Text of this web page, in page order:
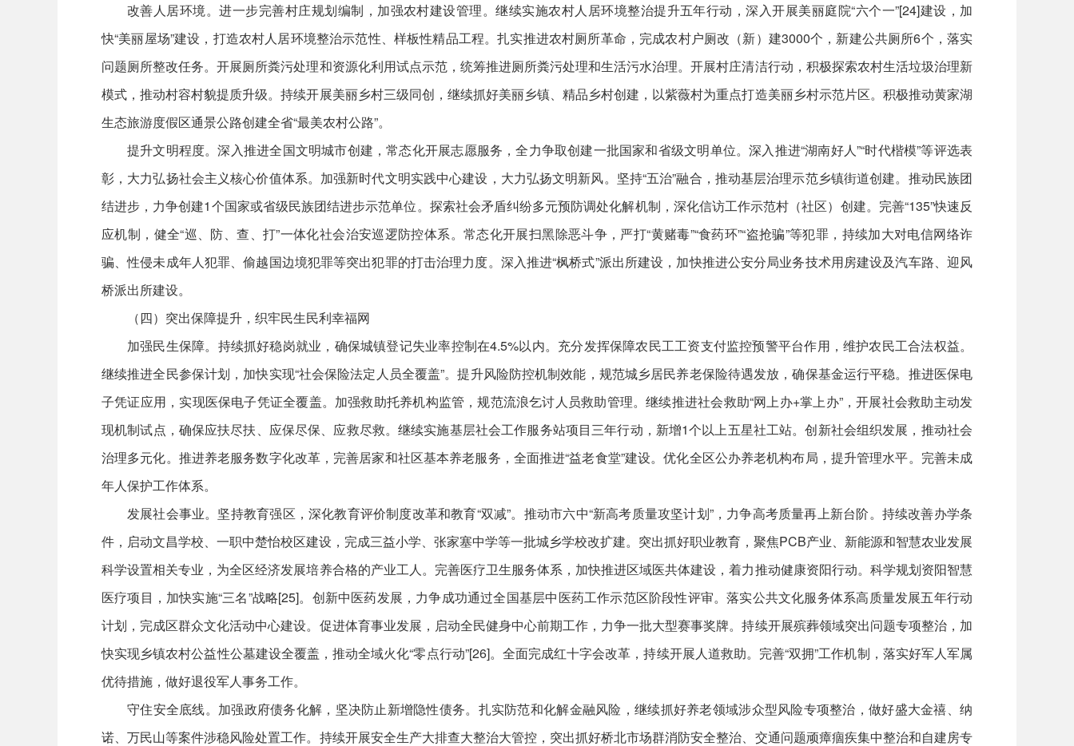
改善人居环境。进一步完善村庄规划编制，加强农村建设管理。继续实施农村人居环境整治提升五年行动，深入开展美丽庭院“六个一”[24]建设，加
快“美丽屋场”建设，打造农村人居环境整治示范性、样板性精品工程。扎实推进农村厕所革命，完成农村户厕改（新）建3000个，新建公共厕所6个，落实
问题厕所整改任务。开展厕所粪污处理和资源化利用试点示范，统筹推进厕所粪污处理和生活污水治理。开展村庄清洁行动，积极探索农村生活垃圾治理新
模式，推动村容村貌提质升级。持续开展美丽乡村三级同创，继续抓好美丽乡镇、精品乡村创建，以紫薇村为重点打造美丽乡村示范片区。积极推动黄家湖
生态旅游度假区通景公路创建全省“最美农村公路”。
提升文明程度。深入推进全国文明城市创建，常态化开展志愿服务，全力争取创建一批国家和省级文明单位。深入推进“湖南好人”“时代楷模”等评选表
彰，大力弘扬社会主义核心价值体系。加强新时代文明实践中心建设，大力弘扬文明新风。坚持“五治”融合，推动基层治理示范乡镇街道创建。推动民族团
结进步，力争创建1个国家或省级民族团结进步示范单位。探索社会矛盾纠纷多元预防调处化解机制，深化信访工作示范村（社区）创建。完善“135”快速反
应机制，健全“巡、防、查、打”一体化社会治安巡逻防控体系。常态化开展扫黑除恶斗争，严打“黄赌毒”“食药环”“盗抢骗”等犯罪，持续加大对电信网络诈
骗、性侵未成年人犯罪、偷越国边境犯罪等突出犯罪的打击治理力度。深入推进“枫桥式”派出所建设，加快推进公安分局业务技术用房建设及汽车路、迎风
桥派出所建设。
（四）突出保障提升，织牢民生民利幸福网
加强民生保障。持续抓好稳岗就业，确保城镇登记失业率控制在4.5%以内。充分发挥保障农民工工资支付监控预警平台作用，维护农民工合法权益。
继续推进全民参保计划，加快实现“社会保险法定人员全覆盖”。提升风险防控机制效能，规范城乡居民养老保险待遇发放，确保基金运行平稳。推进医保电
子凭证应用，实现医保电子凭证全覆盖。加强救助托养机构监管，规范流浪乞讨人员救助管理。继续推进社会救助“网上办+掌上办”，开展社会救助主动发
现机制试点，确保应扶尽扶、应保尽保、应救尽救。继续实施基层社会工作服务站项目三年行动，新增1个以上五星社工站。创新社会组织发展，推动社会
治理多元化。推进养老服务数字化改革，完善居家和社区基本养老服务，全面推进“益老食堂”建设。优化全区公办养老机构布局，提升管理水平。完善未成
年人保护工作体系。
发展社会事业。坚持教育强区，深化教育评价制度改革和教育“双减”。推动市六中“新高考质量攻坚计划”，力争高考质量再上新台阶。持续改善办学条
件，启动文昌学校、一职中楚怡校区建设，完成三益小学、张家塞中学等一批城乡学校改扩建。突出抓好职业教育，聚焦PCB产业、新能源和智慧农业发展
科学设置相关专业，为全区经济发展培养合格的产业工人。完善医疗卫生服务体系，加快推进区域医共体建设，着力推动健康资阳行动。科学规划资阳智慧
医疗项目，加快实施“三名”战略[25]。创新中医药发展，力争成功通过全国基层中医药工作示范区阶段性评审。落实公共文化服务体系高质量发展五年行动
计划，完成区群众文化活动中心建设。促进体育事业发展，启动全民健身中心前期工作，力争一批大型赛事奖牌。持续开展殡葬领域突出问题专项整治，加
快实现乡镇农村公益性公墓建设全覆盖，推动全域火化“零点行动”[26]。全面完成红十字会改革，持续开展人道救助。完善“双拥”工作机制，落实好军人军属
优待措施，做好退役军人事务工作。
守住安全底线。加强政府债务化解，坚决防止新增隐性债务。扎实防范和化解金融风险，继续抓好养老领域涉众型风险专项整治，做好盛大金禧、纳
诺、万民山等案件涉稳风险处置工作。持续开展安全生产大排查大整治大管控，突出抓好桥北市场群消防安全整治、交通问题顽瘴痼疾集中整治和自建房专